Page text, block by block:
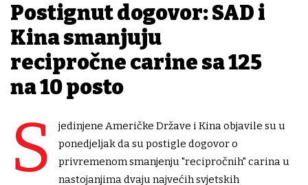
Postignut dogovor: SAD i
Kina smanjuju
recipročne carine sa 125
na 10 posto
S
jedinjene Američke Države i Kina objavile su u
ponedjeljak da su postigle dogovor o
privremenom smanjenju "recipročnih" carina u
nastojanjima dvaju najvećih svjetskih